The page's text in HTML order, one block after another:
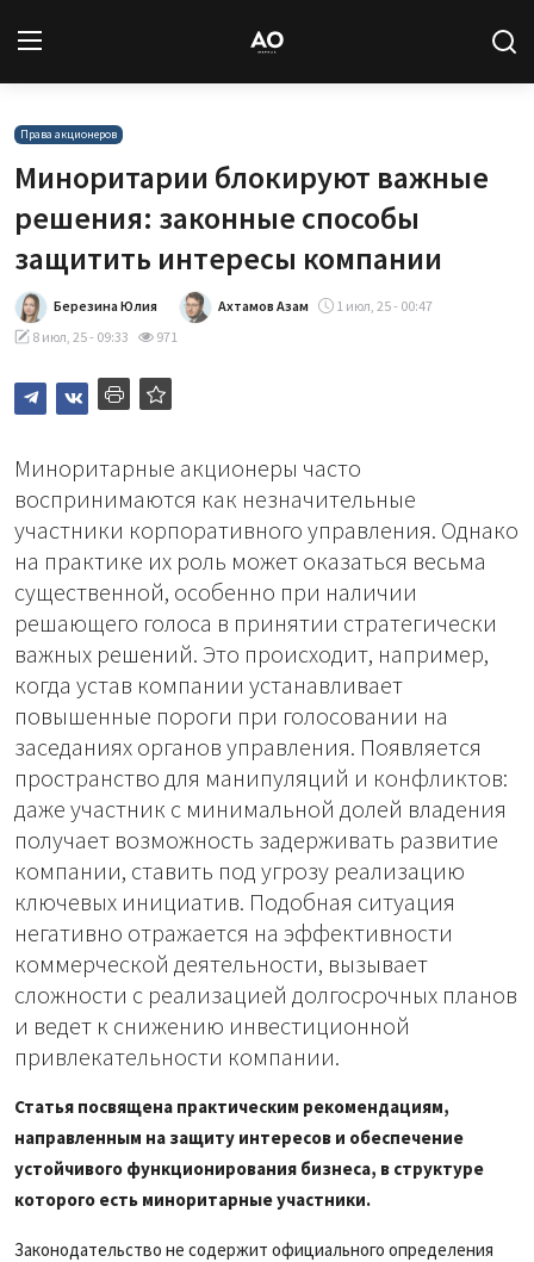
Вход
Новости
Статьи
Авторы
Архив
Подписка
Права акционеров
Миноритарии блокируют важные
решения: законные способы
защитить интересы компании
Березина Юлия Ахтамов Азам
1 июл, 25 - 00:47
8 июл, 25 - 09:33
971
Миноритарные акционеры часто
воспринимаются как незначительные
участники корпоративного управления. Однако
на практике их роль может оказаться весьма
существенной, особенно при наличии
решающего голоса в принятии стратегически
важных решений. Это происходит, например,
когда устав компании устанавливает
повышенные пороги при голосовании на
заседаниях органов управления. Появляется
пространство для манипуляций и конфликтов:
даже участник с минимальной долей владения
получает возможность задерживать развитие
компании, ставить под угрозу реализацию
ключевых инициатив. Подобная ситуация
негативно отражается на эффективности
коммерческой деятельности, вызывает
сложности с реализацией долгосрочных планов
и ведет к снижению инвестиционной
привлекательности компании.
Статья посвящена практическим рекомендациям,
направленным на защиту интересов и обеспечение
устойчивого функционирования бизнеса, в структуре
которого есть миноритарные участники.
Законодательство не содержит официального определения